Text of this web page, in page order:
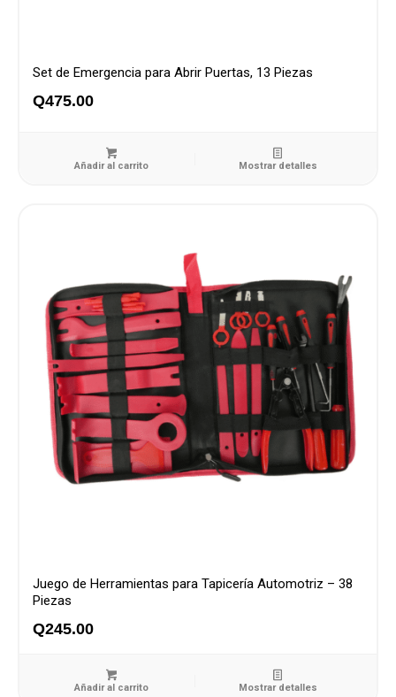
Set de Emergencia para Abrir Puertas, 13 Piezas
Q475.00
Añadir al carrito Mostrar detalles
Juego de Herramientas para Tapicería Automotriz – 38
Piezas
Q245.00
Añadir al carrito Mostrar detalles